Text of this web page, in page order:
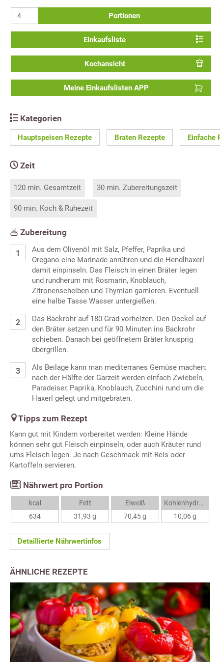
Portionen
Einkaufsliste
Kochansicht
Meine Einkaufslisten APP
Kategorien
Hauptspeisen Rezepte Braten Rezepte Einfache
Zeit
120 min. Gesamtzeit 30 min. Zubereitungszeit
90 min. Koch & Ruhezeit
Zubereitung
Aus dem Olivenöl mit Salz, Pfeffer, Paprika und
Oregano eine Marinade anrühren und die Hendlhaxerl
damit einpinseln. Das Fleisch in einen Bräter legen
und rundherum mit Rosmarin, Knoblauch,
Zitronenscheiben und Thymian garnieren. Eventuell
eine halbe Tasse Wasser untergießen.
Das Backrohr auf 180 Grad vorheizen. Den Deckel auf
den Bräter setzen und für 90 Minuten ins Backrohr
schieben. Danach bei geöffnetem Bräter knusprig
übergrillen.
Als Beilage kann man mediterranes Gemüse machen:
nach der Hälfte der Garzeit werden einfach Zwiebeln,
Paradeiser, Paprika, Knoblauch, Zucchini rund um die
Haxerl gelegt und mitgebraten.
Tipps zum Rezept
Kann gut mit Kindern vorbereitet werden: Kleine Hände
können sehr gut Fleisch einpinseln, oder auch Kräuter rund
ums Fleisch legen. Je nach Geschmack mit Reis oder
Kartoffeln servieren.
Nährwert pro Portion
kcal
634
Fett
31,93 g
Eiweiß
70,45 g
Kohlenhydrate
10,06 g
Detaillierte Nährwertinfos
ÄHNLICHE REZEPTE